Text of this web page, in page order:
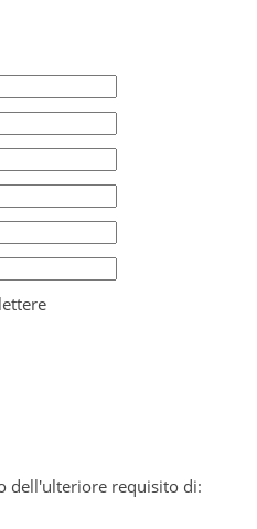
dell'ulteriore requisito di: